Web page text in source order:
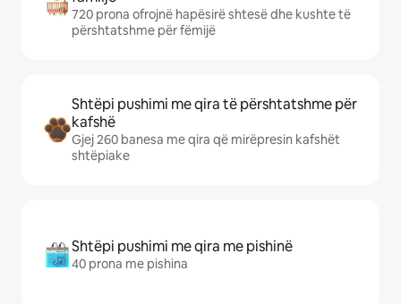
720 prona ofrojnë hapësirë shtesë dhe kushte të
përshtatshme për fëmijë
Shtëpi pushimi me qira të përshtatshme për
kafshë
Gjej 260 banesa me qira që mirëpresin kafshët
shtëpiake
Shtëpi pushimi me qira me pishinë
40 prona me pishina